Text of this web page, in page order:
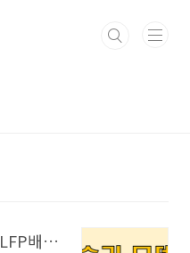
가성비가 된 테슬라 모델 Y, LFP배터리가 가 뭔데?